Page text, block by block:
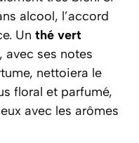
alcool, l’accord
Un thé vert
, avec ses notes
nettoiera le
floral et parfumé,
avec les arômes